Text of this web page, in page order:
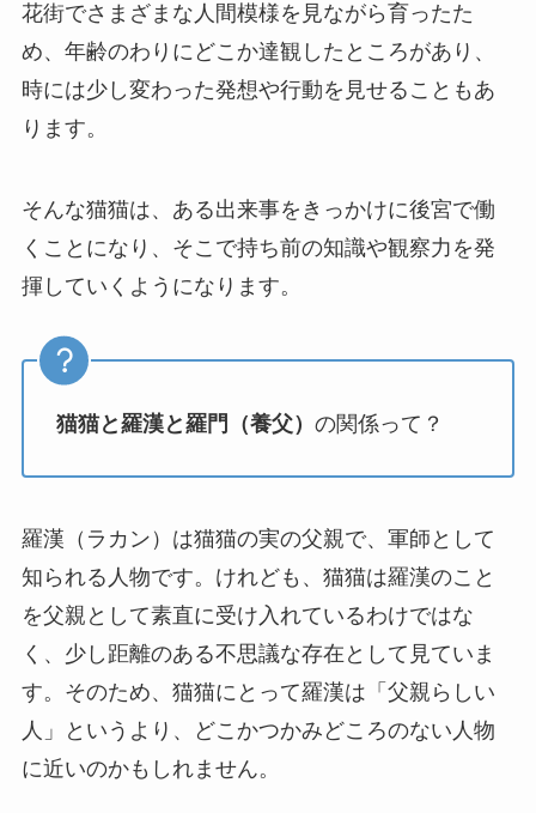
花街でさまざまな人間模様を見ながら育ったた
め、年齢のわりにどこか達観したところがあり、
時には少し変わった発想や行動を見せることもあ
ります。
そんな猫猫は、ある出来事をきっかけに後宮で働
くことになり、そこで持ち前の知識や観察力を発
揮していくようになります。
猫猫と羅漢と羅門（養父） の関係って？
羅漢（ラカン）は猫猫の実の父親で、軍師として
知られる人物です。けれども、猫猫は羅漢のこと
を父親として素直に受け入れているわけではな
く、少し距離のある不思議な存在として見ていま
す。そのため、猫猫にとって羅漢は「父親らしい
人」というより、どこかつかみどころのない人物
に近いのかもしれません。